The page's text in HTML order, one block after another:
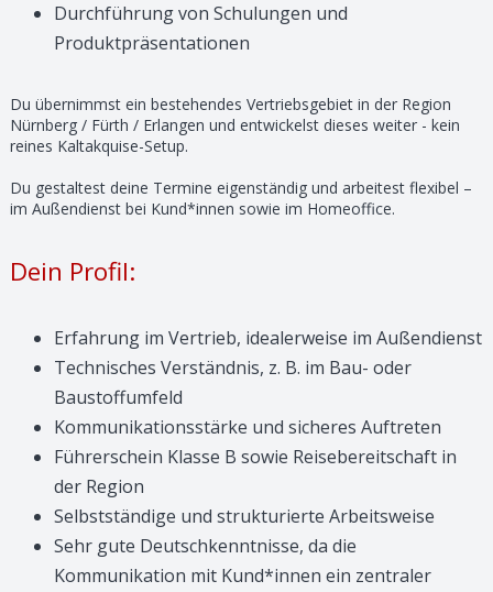
Durchführung von Schulungen und
Produktpräsentationen
Du übernimmst ein bestehendes Vertriebsgebiet in der Region
Nürnberg / Fürth / Erlangen und entwickelst dieses weiter - kein
reines Kaltakquise-Setup.
Du gestaltest deine Termine eigenständig und arbeitest flexibel –
im Außendienst bei Kund*innen sowie im Homeoffice.
Dein Profil:
Erfahrung im Vertrieb, idealerweise im Außendienst
Technisches Verständnis, z. B. im Bau- oder
Baustoffumfeld
Kommunikationsstärke und sicheres Auftreten
Führerschein Klasse B sowie Reisebereitschaft in
der Region
Selbstständige und strukturierte Arbeitsweise
Sehr gute Deutschkenntnisse, da die
Kommunikation mit Kund*innen ein zentraler